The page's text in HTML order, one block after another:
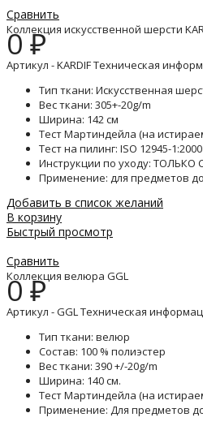
Сравнить
Коллекция искусственной шерсти
0₽
Артикул - KARDIF Техническая
Тип ткани: Искусственная
Вес ткани: 305+-20g/m
Ширина: 142 см
Тест Мартиндейла (на
Тест на пилинг: ISO 12945-1:2000
Инструкции по уходу: ТОЛЬКО
Применение: для предметов
Добавить в список желаний
В корзину
Быстрый просмотр
Сравнить
Коллекция велюра GGL
0₽
Артикул - GGL Техническая
Тип ткани: велюр
Состав: 100 % полиэстер
Вес ткани: 390 +/-20g/m
Ширина: 140 см.
Тест Мартиндейла (на
Применение: Для предметов